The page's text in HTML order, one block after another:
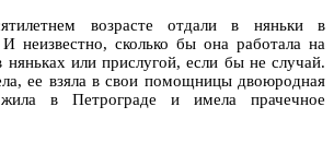
возрасте отдали в няньки в
неизвестно, сколько бы она работала на
няньках или прислугой, если бы не случай.
ее взяла в свои помощницы двоюродная
в Петрограде и имела прачечное